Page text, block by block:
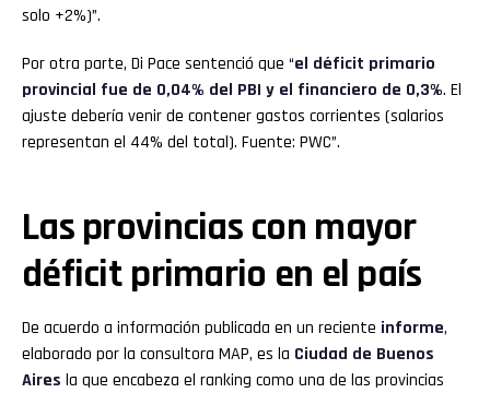
solo +2%)”.
Por otra parte, Di Pace sentenció que “el déficit primario
provincial fue de 0,04% del PBI y el financiero de 0,3%. El
ajuste debería venir de contener gastos corrientes (salarios
representan el 44% del total). Fuente: PWC”.
Las provincias con mayor
déficit primario en el país
De acuerdo a información publicada en un reciente informe,
elaborado por la consultora MAP, es la Ciudad de Buenos
Aires la que encabeza el ranking como una de las provincias